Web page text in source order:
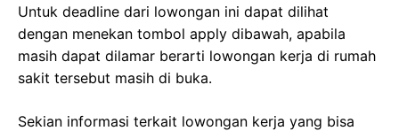
Untuk deadline dari lowongan ini dapat dilihat
dengan menekan tombol apply dibawah, apabila
masih dapat dilamar berarti lowongan kerja di rumah
sakit tersebut masih di buka.
Sekian informasi terkait lowongan kerja yang bisa